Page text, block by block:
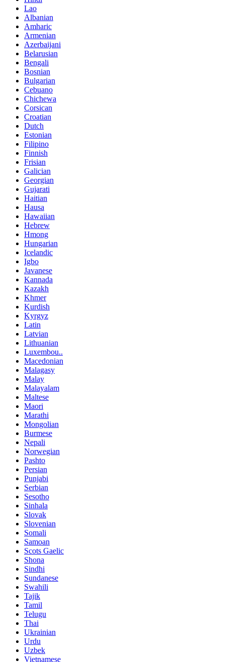
Lao
Albanian
Amharic
Armenian
Azerbaijani
Belarusian
Bengali
Bosnian
Bulgarian
Cebuano
Chichewa
Corsican
Croatian
Dutch
Estonian
Filipino
Finnish
Frisian
Galician
Georgian
Gujarati
Haitian
Hausa
Hawaiian
Hebrew
Hmong
Hungarian
Icelandic
Igbo
Javanese
Kannada
Kazakh
Khmer
Kurdish
Kyrgyz
Latin
Latvian
Lithuanian
Luxembou..
Macedonian
Malagasy
Malay
Malayalam
Maltese
Maori
Marathi
Mongolian
Burmese
Nepali
Norwegian
Pashto
Persian
Punjabi
Serbian
Sesotho
Sinhala
Slovak
Slovenian
Somali
Samoan
Scots Gaelic
Shona
Sindhi
Sundanese
Swahili
Tajik
Tamil
Telugu
Thai
Ukrainian
Urdu
Uzbek
Vietnamese